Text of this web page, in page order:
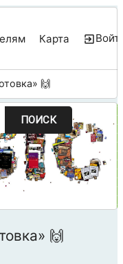
Карта
🙌
ПОИСК
🙌